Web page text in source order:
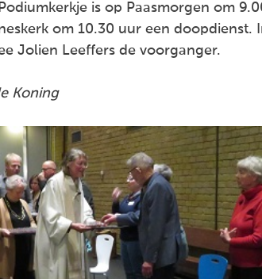
is op Paasmorgen om
om 10.30 uur een doopdienst.
Jolien Leeffers de voorganger.
Koning